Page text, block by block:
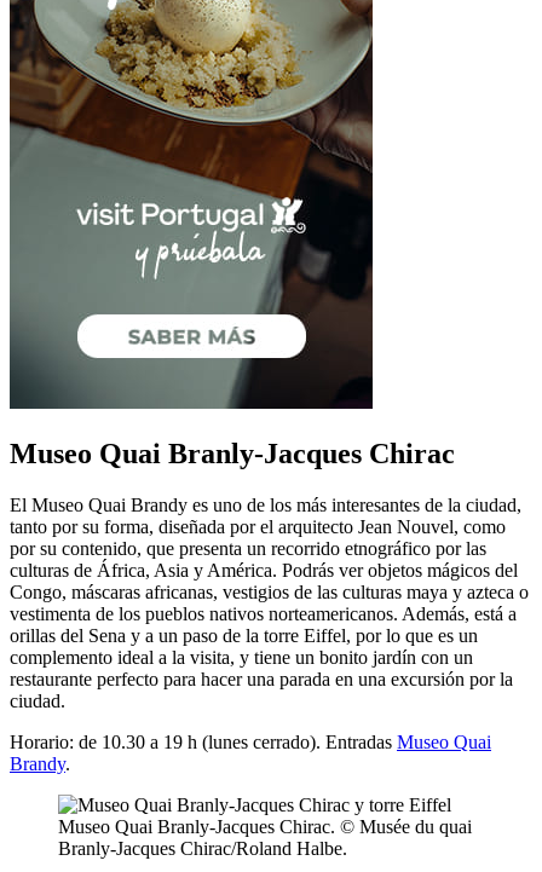
Museo Quai Branly-Jacques Chirac
El Museo Quai Brandy es uno de los más interesantes de la ciudad,
tanto por su forma, diseñada por el arquitecto Jean Nouvel, como
por su contenido, que presenta un recorrido etnográfico por las
culturas de África, Asia y América. Podrás ver objetos mágicos del
Congo, máscaras africanas, vestigios de las culturas maya y azteca o
vestimenta de los pueblos nativos norteamericanos. Además, está a
orillas del Sena y a un paso de la torre Eiffel, por lo que es un
complemento ideal a la visita, y tiene un bonito jardín con un
restaurante perfecto para hacer una parada en una excursión por la
ciudad.
Horario: de 10.30 a 19 h (lunes cerrado). Entradas Museo Quai
Brandy.
Museo Quai Branly-Jacques Chirac. © Musée du quai
Branly-Jacques Chirac/Roland Halbe.